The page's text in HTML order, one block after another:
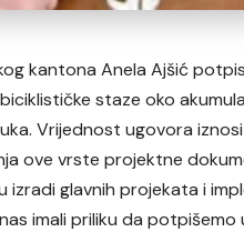
kantona Anela Ajšić
staze oko
Vrijednost ugovora
ove vrste projektne
izradi glavnih projekata i
imali priliku da potpišemo